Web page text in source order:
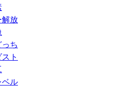
解放
ち
ト
ベル